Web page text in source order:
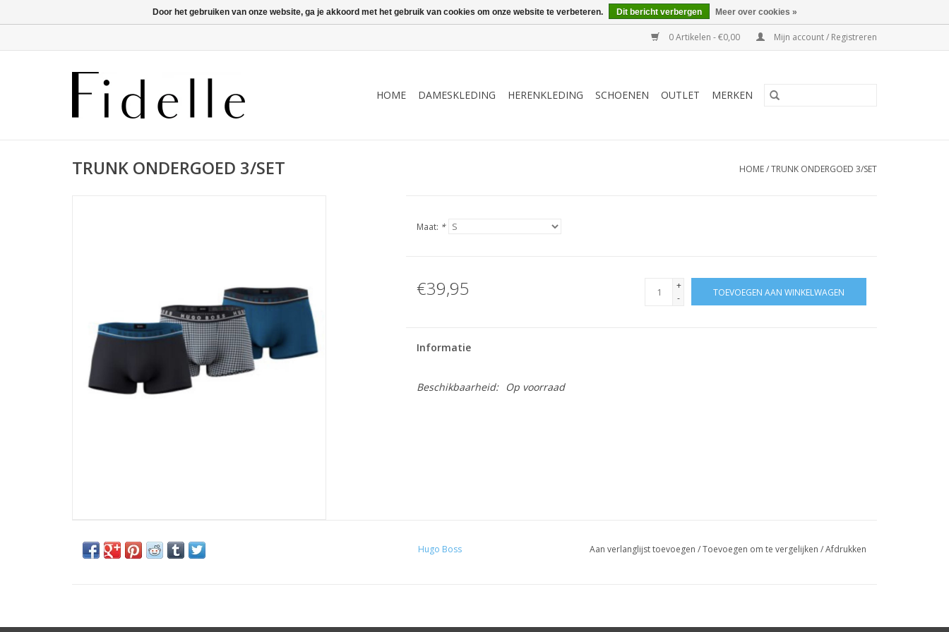
0 Artikelen - €0,00 Mijn account / Registreren
HOME DAMESKLEDING HERENKLEDING SCHOENEN OUTLET MERKEN
TRUNK ONDERGOED 3/SET HOME/TRUNK ONDERGOED 3/SET
Maat: *
€39,95
+
-
TOEVOEGEN AAN WINKELWAGEN
Informatie
Beschikbaarheid: Op voorraad
Hugo Boss Aan verlanglijst toevoegen /Toevoegen om te vergelijken /Afdrukken
Door het gebruiken van onze website, ga je akkoord met het gebruik van cookies om onze website te verbeteren. Dit bericht verbergen Meer over cookies »